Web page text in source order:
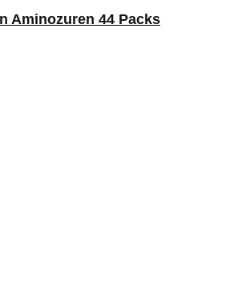
Aminozuren 44 Packs